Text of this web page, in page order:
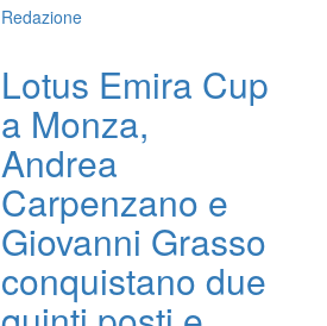
Redazione
Lotus Emira Cup
a Monza,
Andrea
Carpenzano e
Giovanni Grasso
conquistano due